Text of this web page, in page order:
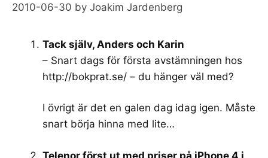
2010-06-30 by Joakim Jardenberg
Tack själv, Anders och Karin
– Snart dags för första avstämningen hos
http://bokprat.se/ – du hänger väl med?
I övrigt är det en galen dag idag igen. Måste
snart börja hinna med lite…
Telenor först ut med priser på iPhone 4 i